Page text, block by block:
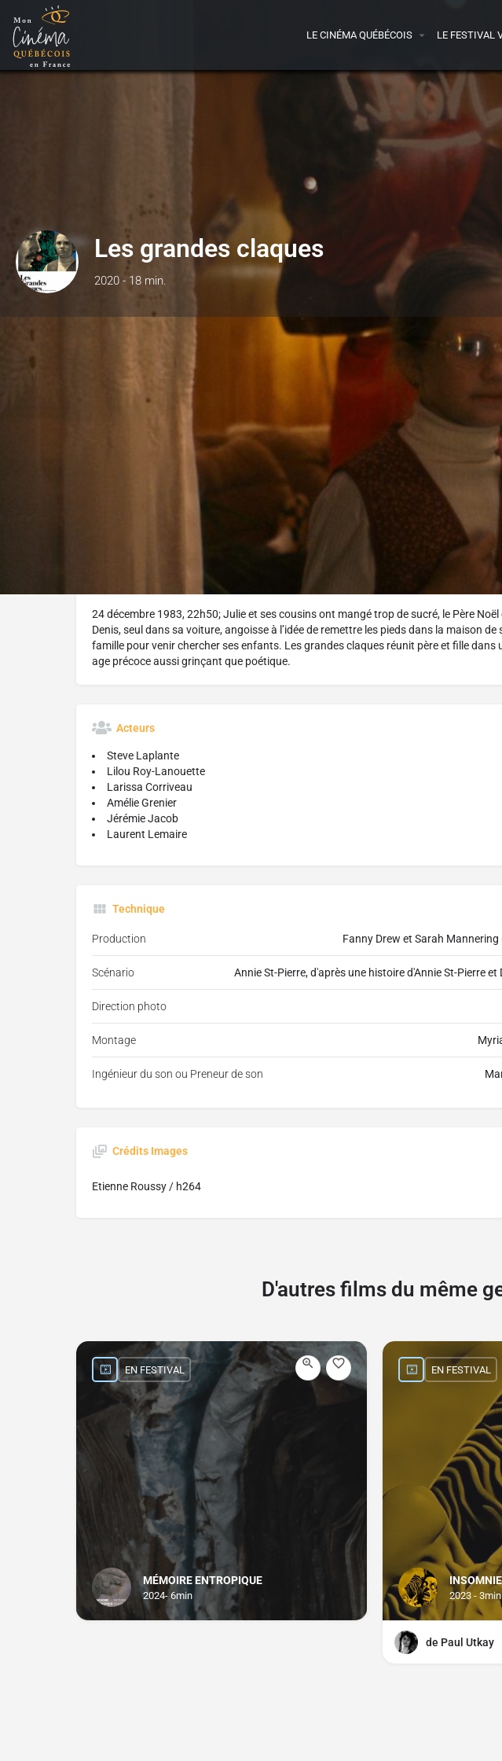
LE CINÉMA QUÉBÉCOIS LE FESTIVAL
Les grandes claques
2020 - 18 min.
Détails
J'aime
24 décembre 1983, 22h50; Julie et ses cousins ont mangé trop de sucré, le Père
Denis, seul dans sa voiture, angoisse à l’idée de remettre les pieds dans la maison de
famille pour venir chercher ses enfants. Les grandes claques réunit père et fille dans
age précoce aussi grinçant que poétique.
Acteurs
Steve Laplante
Lilou Roy-Lanouette
Larissa Corriveau
Amélie Grenier
Jérémie Jacob
Laurent Lemaire
Technique
Production Fanny Drew et Sarah Mannering
Scénario Annie St-Pierre, d'après une histoire d'Annie St-Pierre et
Direction photo
Montage
Ingénieur du son ou Preneur de son
Crédits Images
Etienne Roussy / h264
D'autres films du même
MÉMOIRE ENTROPIQUE
2024- 6min
EN FESTIVAL
INSOMNIE
2023 -
EN FESTIVAL
de Paul Utkay